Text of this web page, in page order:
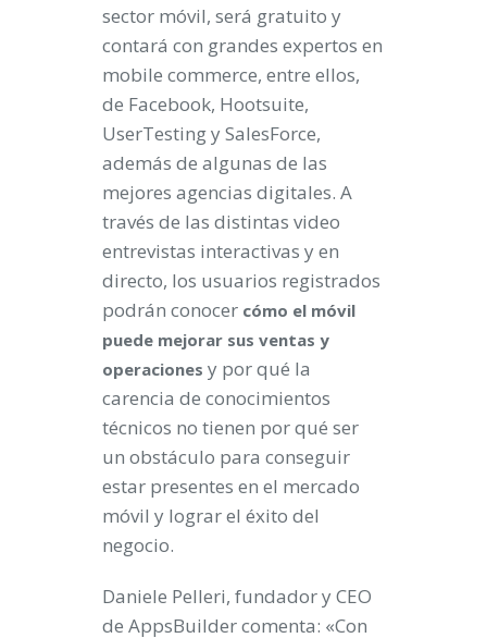
sector móvil, será gratuito y
contará con grandes expertos en
mobile commerce, entre ellos,
de Facebook, Hootsuite,
UserTesting y SalesForce,
además de algunas de las
mejores agencias digitales. A
través de las distintas video
entrevistas interactivas y en
directo, los usuarios registrados
podrán conocer cómo el móvil
puede mejorar sus ventas y
operaciones y por qué la
carencia de conocimientos
técnicos no tienen por qué ser
un obstáculo para conseguir
estar presentes en el mercado
móvil y lograr el éxito del
negocio.
Daniele Pelleri, fundador y CEO
de AppsBuilder comenta: «Con